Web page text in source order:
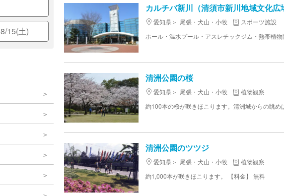
8/15(土)
カルチバ新川（清須市新川地域文化広
愛知県 尾張・犬山・小牧
スポーツ施設
清洲公園の桜
愛知県 尾張・犬山・小牧
植物観察
約100本の桜が咲きほこります。清洲城からの眺め
清洲公園のツツジ
愛知県 尾張・犬山・小牧
植物観察
約1,000本が咲きほこります。 【料金】 無料